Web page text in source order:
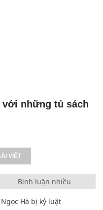
với những tủ sách
VIẾT
Bình luận nhiều
Hà bị kỷ luật